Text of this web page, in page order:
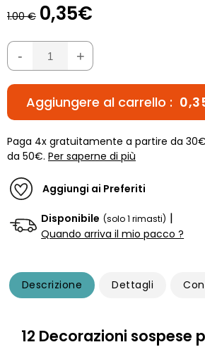
1.00 € 0,35€
- +
Aggiungere al carrello :
Paga 4x gratuitamente a partire da
da 50€. Per saperne di più
Aggiungi ai Preferiti
Disponibile (solo 1 rimasti) |
Quando arriva il mio pacco ?
Descrizione Dettagli
12 Decorazioni sospese